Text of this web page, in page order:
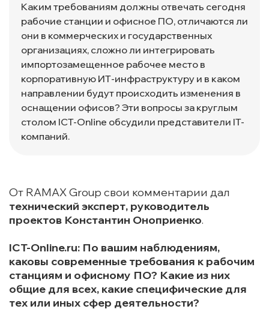
Каким требованиям должны отвечать сегодня
рабочие станции и офисное ПО, отличаются ли
они в коммерческих и государственных
организациях, сложно ли интегрировать
импортозамещенное рабочее место в
корпоративную ИТ-инфраструктуру и в каком
направлении будут происходить изменения в
оснащении офисов? Эти вопросы за круглым
столом ICT-Online обсудили представители IT-
компаний.
От RAMAX Group свои комментарии дал
технический эксперт, руководитель
проектов Константин Оноприенко.
ICT-Online.ru: По вашим наблюдениям,
каковы современные требования к рабочим
станциям и офисному ПО? Какие из них
общие для всех, какие специфические для
тех или иных сфер деятельности?